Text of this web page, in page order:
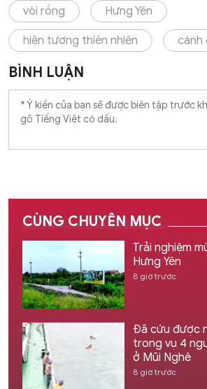
vòi rồng Hưng Yên
hiện tượng thiên nhiên cánh
BÌNH LUẬN
CÙNG CHUYÊN MỤC
Trải nghiệm
Hưng Yên
8 giờ trước
Đã cứu được
trong vụ 4
ở Mũi Nghê
8 giờ trước